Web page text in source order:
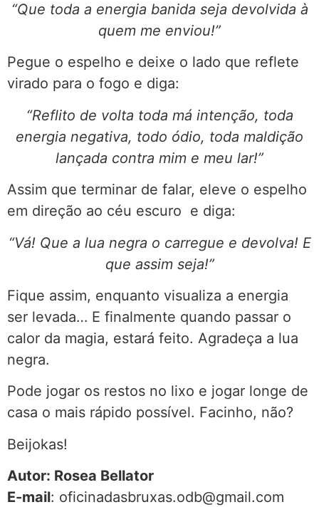
“Que toda a energia banida seja devolvida à
quem me enviou!”
Pegue o espelho e deixe o lado que reflete
virado para o fogo e diga:
“Reflito de volta toda má intenção, toda
energia negativa, todo ódio, toda maldição
lançada contra mim e meu lar!”
Assim que terminar de falar, eleve o espelho
em direção ao céu escuro e diga:
“Vá! Que a lua negra o carregue e devolva! E
que assim seja!”
Fique assim, enquanto visualiza a energia
ser levada… E finalmente quando passar o
calor da magia, estará feito. Agradeça a lua
negra.
Pode jogar os restos no lixo e jogar longe de
casa o mais rápido possível. Facinho, não?
Beijokas!
Autor: Rosea Bellator
E-mail: oficinadasbruxas.odb@gmail.com